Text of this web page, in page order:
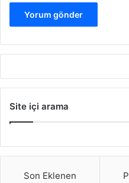
Site içi arama
Son Eklenen